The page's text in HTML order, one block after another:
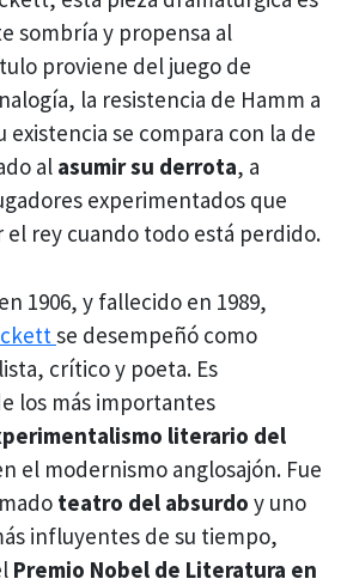
sombría y propensa al
proviene del juego de
la resistencia de Hamm a
existencia se compara con la de
al asumir su derrota, a
experimentados que
rey cuando todo está perdido.
1906, y fallecido en 1989,
se desempeñó como
crítico y poeta. Es
los más importantes
literario del
el modernismo anglosajón. Fue
teatro del absurdo y uno
influyentes de su tiempo,
Premio Nobel de Literatura en